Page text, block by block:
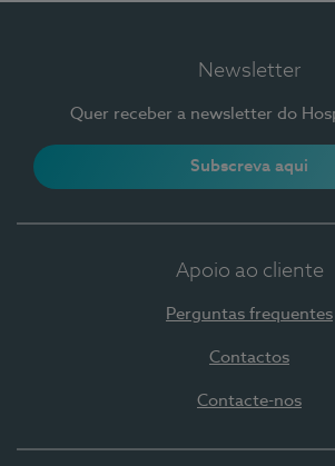
Newsletter
Quer receber a newsletter do
Subscreva aqui
Apoio ao cliente
Perguntas frequentes
Contactos
Contacte-nos